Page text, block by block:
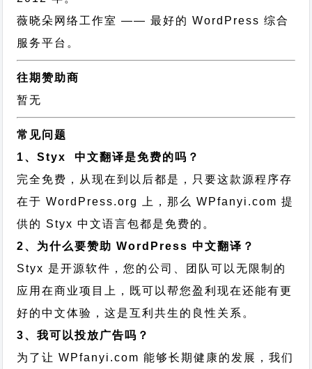
薇晓朵网络工作室 —— 最好的 WordPress 综合
服务平台。
往期赞助商
暂无
常见问题
1、Styx 中文翻译是免费的吗？
完全免费，从现在到以后都是，只要这款源程序存
在于 WordPress.org 上，那么 WPfanyi.com 提
供的 Styx 中文语言包都是免费的。
2、为什么要赞助 WordPress 中文翻译？
Styx 是开源软件，您的公司、团队可以无限制的
应用在商业项目上，既可以帮您盈利现在还能有更
好的中文体验，这是互利共生的良性关系。
3、我可以投放广告吗？
为了让 WPfanyi.com 能够长期健康的发展，我们